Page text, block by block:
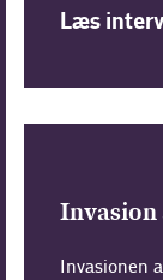
Læs
Invasion
Invasionen